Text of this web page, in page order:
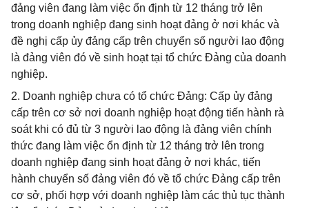
đảng viên đang làm việc ổn định từ 12 tháng trở lên
trong doanh nghiệp đang sinh hoạt đảng ở nơi khác và
đề nghị cấp ủy đảng cấp trên chuyển số người lao động
là đảng viên đó về sinh hoạt tại tổ chức Đảng của doanh
nghiệp.
2. Doanh nghiệp chưa có tổ chức Đảng: Cấp ủy đảng
cấp trên cơ sở nơi doanh nghiệp hoạt động tiến hành rà
soát khi có đủ từ 3 người lao động là đảng viên chính
thức đang làm việc ổn định từ 12 tháng trở lên trong
doanh nghiệp đang sinh hoạt đảng ở nơi khác, tiến
hành chuyển số đảng viên đó về tổ chức Đảng cấp trên
cơ sở, phối hợp với doanh nghiệp làm các thủ tục thành